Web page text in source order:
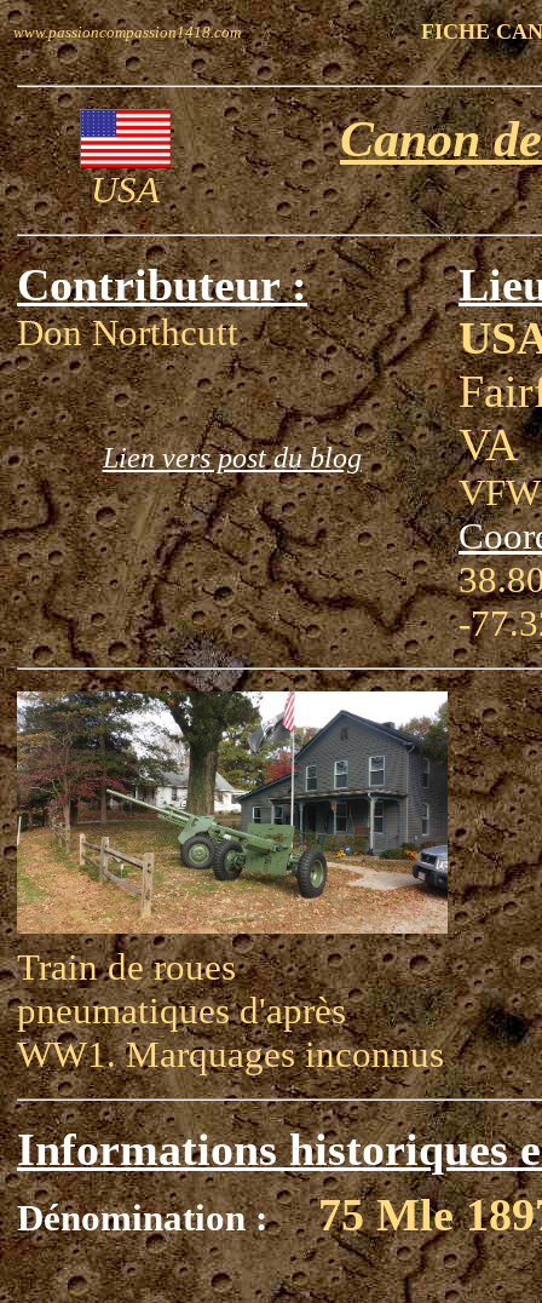
www.passioncompassion1418.com FICHE
USA
Canon
Contributeur :
Don Northcutt
Lien vers post du blog
VA
-
Train de roues
pneumatiques d'après
WW1. Marquages inconnus
Informations historiques
Dénomination : 75 Mle